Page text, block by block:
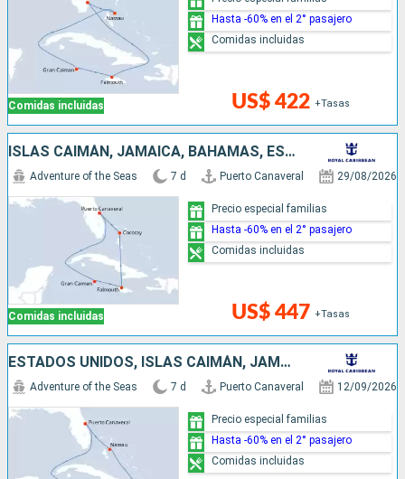
Comidas incluidas US$ 422 +Tasas
Hasta -60% en el 2° pasajero
Comidas incluidas
ISLAS CAIMÁN, JAMAICA, BAHAMAS, ESTADOS UNIDOS
Comidas incluidas
Adventure of the Seas 7 d Puerto Canaveral 29/08/2026
US$ 447 +Tasas
Precio especial familias
Hasta -60% en el 2° pasajero
Comidas incluidas
ESTADOS UNIDOS, ISLAS CAIMÁN, JAMAICA, BAHAMAS
Adventure of the Seas 7 d Puerto Canaveral 12/09/2026
Precio especial familias
Hasta -60% en el 2° pasajero
Comidas incluidas